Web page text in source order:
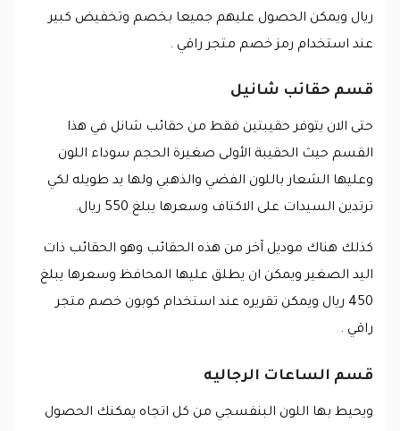
ريال ويمكن الحصول عليهم جميعا بخصم وتخفيض كبير
عند استخدام رمز خصم متجر راقي .
قسم حقائب شانيل
حتى الان يتوفر حقيبتين فقط من حقائب شانل في هذا
القسم حيث الحقيبة الأولى صغيرة الحجم سوداء اللون
وعليها الشعار باللون الفضي والذهبي ولها يد طويله لكي
ترتدين السيدات على الاكتاف وسعرها يبلغ 550 ريال.
كذلك هناك موديل آخر من هذه الحقائب وهو الحقائب ذات
اليد الصغير ويمكن ان يطلق عليها المحافظ وسعرها يبلغ
450 ريال ويمكن تقريره عند استخدام كوبون خصم متجر
راقي .
قسم الساعات الرجاليه
ويحيط بها اللون البنفسجي من كل اتجاه يمكنك الحصول